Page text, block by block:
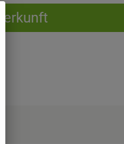
Herkunft